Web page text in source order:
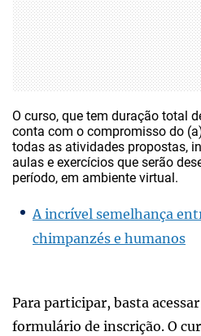
O curso, que tem duração total
conta com o compromisso do
todas as atividades propostas,
aulas e exercícios que serão
período, em ambiente virtual.
A incrível semelhança
chimpanzés e humanos
Para participar, basta
formulário de inscrição. O